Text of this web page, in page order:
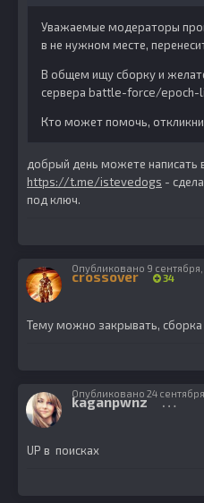
Уважаемые модераторы
в не нужном месте,
В общем ищу сборку и
сервера battle-force/epoch-
Кто может помочь,
добрый день можете написать
https://t.me/istevedogs -
под ключ.
crossover 34
Опубликовано 9 сентября,
Тему можно закрывать, сборка
kaganpwnz 82
Опубликовано 24
UP в поисках